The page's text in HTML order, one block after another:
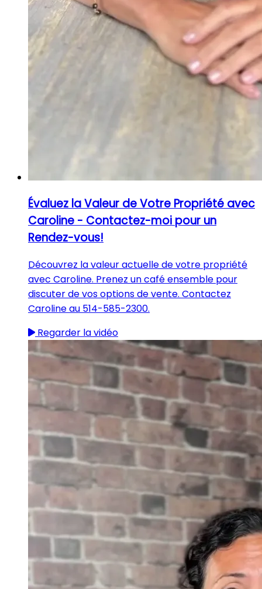
Évaluez la Valeur de Votre Propriété avec
Caroline - Contactez-moi pour un
Rendez-vous!
Découvrez la valeur actuelle de votre propriété
avec Caroline. Prenez un café ensemble pour
discuter de vos options de vente. Contactez
Caroline au 514-585-2300.
Regarder la vidéo